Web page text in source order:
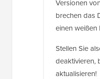
Versionen
brechen das
einen weißen
Stellen Sie
deaktivieren,
aktualisieren!